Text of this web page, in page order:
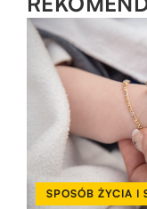
SPOSÓB ŻYCIA I
SPOSÓB ŻYCIA I